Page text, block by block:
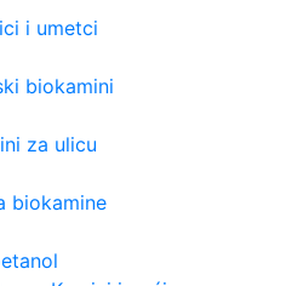
i umetci
biokamini
za ulicu
biokamine